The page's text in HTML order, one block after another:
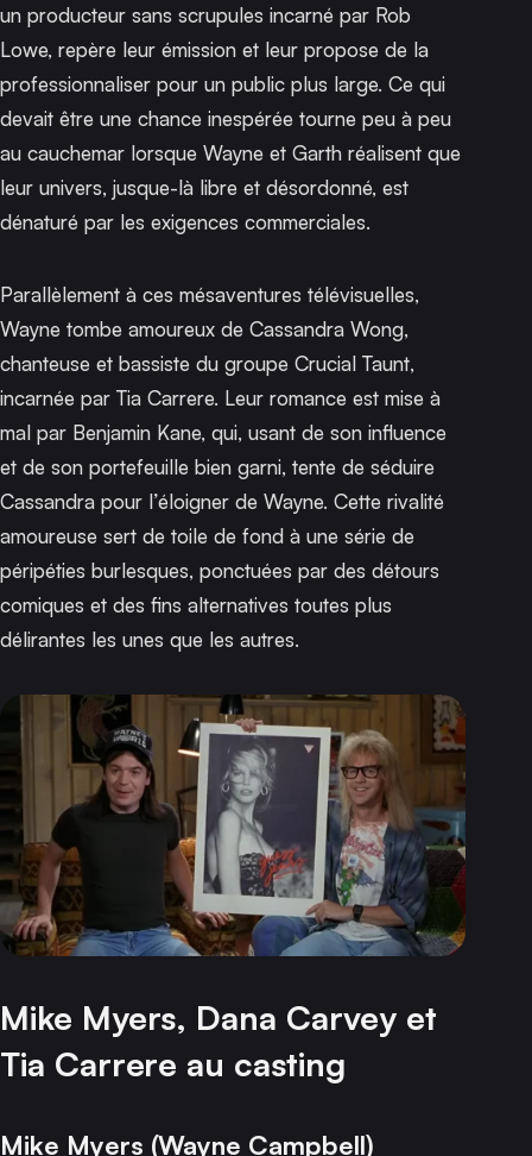
un producteur sans scrupules incarné par Rob
Lowe, repère leur émission et leur propose de la
professionnaliser pour un public plus large. Ce qui
devait être une chance inespérée tourne peu à peu
au cauchemar lorsque Wayne et Garth réalisent que
leur univers, jusque-là libre et désordonné, est
dénaturé par les exigences commerciales.
Parallèlement à ces mésaventures télévisuelles,
Wayne tombe amoureux de Cassandra Wong,
chanteuse et bassiste du groupe Crucial Taunt,
incarnée par Tia Carrere. Leur romance est mise à
mal par Benjamin Kane, qui, usant de son influence
et de son portefeuille bien garni, tente de séduire
Cassandra pour l’éloigner de Wayne. Cette rivalité
amoureuse sert de toile de fond à une série de
péripéties burlesques, ponctuées par des détours
comiques et des fins alternatives toutes plus
délirantes les unes que les autres.
Mike Myers, Dana Carvey et
Tia Carrere au casting
Mike Myers (Wayne Campbell)